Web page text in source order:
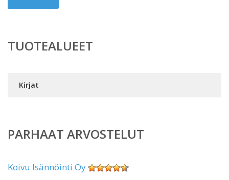
TUOTEALUEET
Kirjat
PARHAAT ARVOSTELUT
Koivu Isännöinti Oy